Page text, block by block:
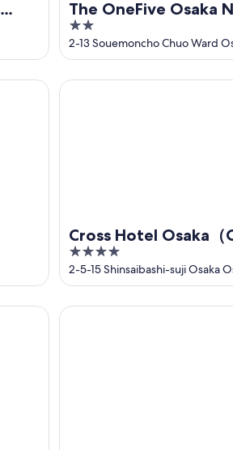
The OneFive Osaka
2
out
of
5
2-13 Souemoncho Chuo Ward
Cross Hotel Osaka（
RESORTS）
4
out
of
5
2-5-15 Shinsaibashi-suji Osaka
Cross Hotel Osaka（ORIX
Smile Hotel Namba